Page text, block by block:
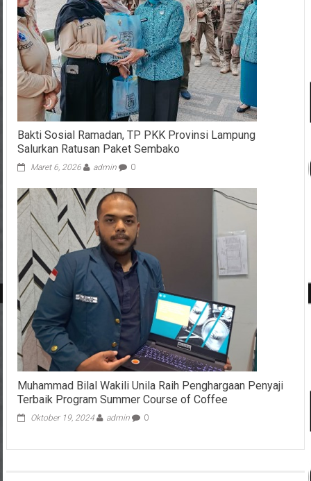
Bakti Sosial Ramadan, TP PKK Provinsi Lampung
Salurkan Ratusan Paket Sembako
Maret 6, 2026 admin 0
Muhammad Bilal Wakili Unila Raih Penghargaan Penyaji
Terbaik Program Summer Course of Coffee
Oktober 19, 2024 admin 0